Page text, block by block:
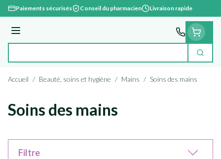
Aller au contenu
Paiements sécurisés Conseil du pharmacien Livraison rapide
Menu
Accueil / Beauté, soins et hygiène / Mains / Soins des mains
Soins des mains
Filtre